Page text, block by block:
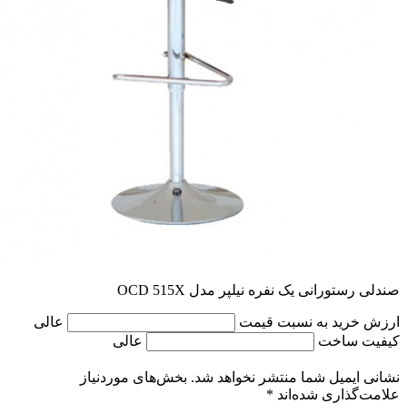
صندلی رستورانی یک نفره نیلپر مدل OCD 515X
ارزش خرید به نسبت قیمت
عالی
کیفیت ساخت
عالی
نشانی ایمیل شما منتشر نخواهد شد. بخش‌های موردنیاز
علامت‌گذاری شده‌اند *